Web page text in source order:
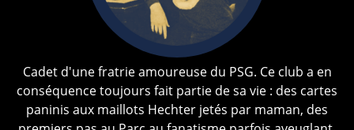
Cadet d'une fratrie amoureuse du PSG. Ce club a en
conséquence toujours fait partie de sa vie : des cartes
paninis aux maillots Hechter jetés par maman, des